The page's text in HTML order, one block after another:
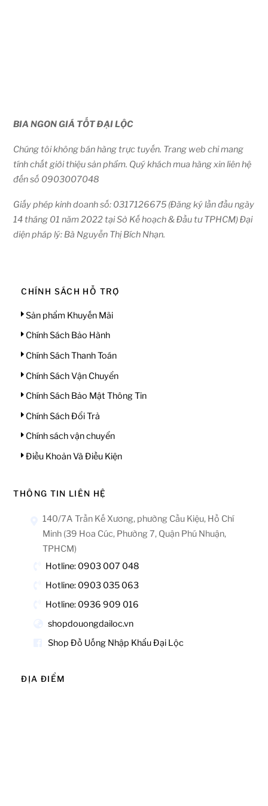
BIA NGON GIÁ TỐT ĐẠI LỘC
Chúng tôi không bán hàng trực tuyến. Trang web chỉ mang
tính chất giới thiệu sản phẩm. Quý khách mua hàng xin liên hệ
đến số 0903007048
Giấy phép kinh doanh số: 0317126675 (Đăng ký lần đầu ngày
14 tháng 01 năm 2022 tại Sở Kế hoạch & Đầu tư TPHCM) Đại
diện pháp lý: Bà Nguyễn Thị Bích Nhạn.
CHÍNH SÁCH HỖ TRỢ
Sản phẩm Khuyến Mãi
Chính Sách Bảo Hành
Chính Sách Thanh Toán
Chính Sách Vận Chuyển
Chính Sách Bảo Mật Thông Tin
Chính Sách Đổi Trả
Chính sách vận chuyển
Điều Khoản Và Điều Kiện
THÔNG TIN LIÊN HỆ
140/7A Trần Kế Xương, phường Cầu Kiệu, Hồ Chí
Minh (39 Hoa Cúc, Phường 7, Quận Phú Nhuận,
TPHCM)
Hotline: 0903 007 048
Hotline: 0903 035 063
Hotline: 0936 909 016
shopdouongdailoc.vn
Shop Đồ Uống Nhập Khẩu Đại Lộc
ĐỊA ĐIỂM